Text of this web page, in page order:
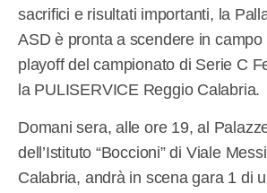
sacrifici e risultati importanti, la
ASD è pronta a scendere in campo
playoff del campionato di Serie C
la PULISERVICE Reggio Calabria.
Domani sera, alle ore 19, al
dell’Istituto “Boccioni” di Viale
Calabria, andrà in scena gara 1 di